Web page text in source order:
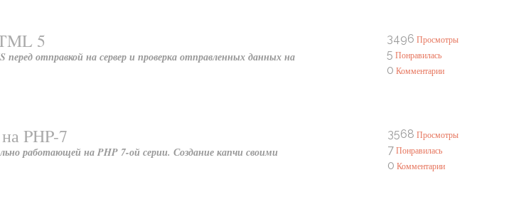
5
отправкой на сервер и проверка отправленных данных на
3496 Просмотры
5 Понравилась
0 Комментарии
PHP-7
работающей на PHP 7-ой серии. Создание капчи своими
3568 Просмотры
7Понравилась
0 Комментарии